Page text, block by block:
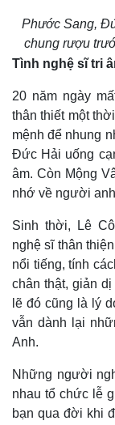
Kinh tế
Bất động sản
Khởi nghiệp
Phước Sang,
chung rượu
Tình nghệ sĩ tri
20 năm ngày
thân thiết một
mệnh để nhung
Đức Hải uống
âm. Còn Mộng
nhớ về người
Sinh thời, Lê
nghệ sĩ thân
nổi tiếng, tính
chân thật, giản
lẽ đó cũng là lý
vẫn dành lại
Anh.
Những người
nhau tổ chức lễ
bạn qua đời khi